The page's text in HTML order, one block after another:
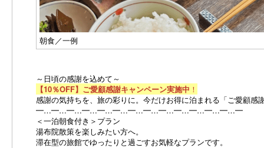
朝食／一例
～日頃の感謝を込めて～
【10％OFF】ご愛顧感謝キャンペーン実施中 ！
感謝の気持ちを、旅の彩りに。今だけお得に泊まれる「ご愛顧感
━…━…━…━…━…━…━…━…━…━…━…━…━…━
＜一泊朝食付き＞プラン
湯布院散策を楽しみたい方へ。
滞在型の旅館でゆったりと過ごすお気軽なプランです。